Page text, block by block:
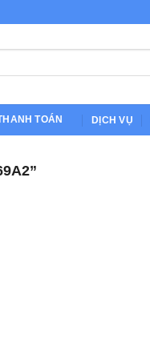
HIỆU CỦA NIỀM TIN
TOÁN DỊCH VỤ